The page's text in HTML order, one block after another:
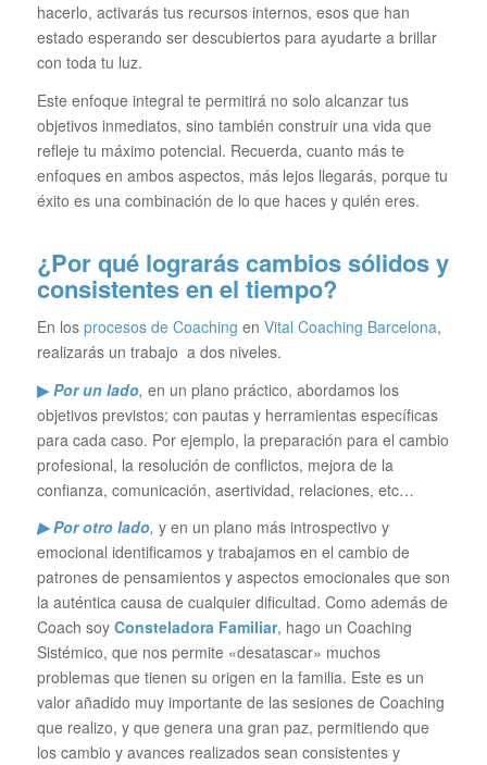
hacerlo, activarás tus recursos internos, esos que han
estado esperando ser descubiertos para ayudarte a brillar
con toda tu luz.
Este enfoque integral te permitirá no solo alcanzar tus
objetivos inmediatos, sino también construir una vida que
refleje tu máximo potencial. Recuerda, cuanto más te
enfoques en ambos aspectos, más lejos llegarás, porque tu
éxito es una combinación de lo que haces y quién eres.
¿Por qué lograrás cambios sólidos y
consistentes en el tiempo?
En los procesos de Coaching en Vital Coaching Barcelona,
realizarás un trabajo a dos niveles.
▶Por un lado, en un plano práctico, abordamos los
objetivos previstos; con pautas y herramientas específicas
para cada caso. Por ejemplo, la preparación para el cambio
profesional, la resolución de conflictos, mejora de la
confianza, comunicación, asertividad, relaciones, etc…
▶ Por otro lado, y en un plano más introspectivo y
emocional identificamos y trabajamos en el cambio de
patrones de pensamientos y aspectos emocionales que son
la auténtica causa de cualquier dificultad. Como además de
Coach soy Consteladora Familiar, hago un Coaching
Sistémico, que nos permite «desatascar» muchos
problemas que tienen su origen en la familia. Este es un
valor añadido muy importante de las sesiones de Coaching
que realizo, y que genera una gran paz, permitiendo que
los cambio y avances realizados sean consistentes y